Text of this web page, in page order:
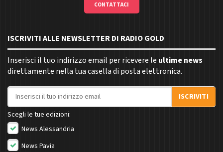
CONTATTACI
ISCRIVITI ALLE NEWSLETTER DI RADIO GOLD
Inserisci il tuo indirizzo email per ricevere le ultime news
direttamente nella tua casella di posta elettronica.
Indirizzo email
ISCRIVITI
Scegli le tue edizioni:
News Alessandria
News Pavia